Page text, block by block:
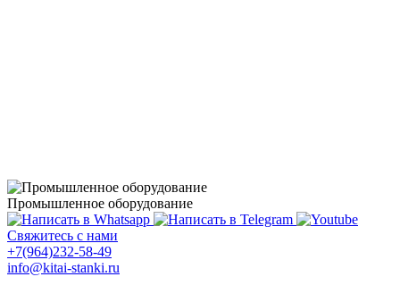
Промышленное оборудование
Свяжитесь с нами
+7(964)232-58-49
info@kitai-stanki.ru